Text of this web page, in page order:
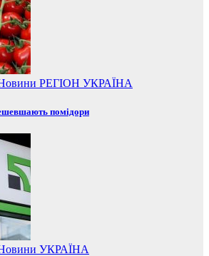
РЕГІОН УКРАЇНА
помідори
УКРАЇНА